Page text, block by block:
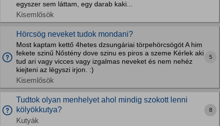
egyszer sem láttam, egy darab kaki...
Kisemlősök
Hörcsög neveket tudok mondani?
Most kaptam kettő 4hetes dzsungáriai törpehörcsögöt A him
fekete szinű Nőstény dove szinu es piros a szeme Kérlek aki
tud ari vagy vicces vagy izgalmas neveket és nem nehéz
kiejteni az légyszi irjon. :)
Kisemlősök
5
Tudtok olyan menhelyet ahol mindig szokott lenni
kölyökkutya?
Kutyák
8